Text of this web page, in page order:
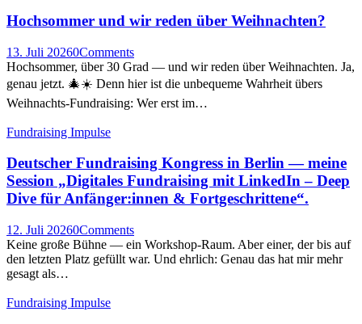
Hochsommer und wir reden über Weihnachten?
13. Juli 20260Comments
Hochsommer, über 30 Grad — und wir reden über Weihnachten. Ja,
genau jetzt. 🎄☀️ Denn hier ist die unbequeme Wahrheit übers
Weihnachts-Fundraising: Wer erst im…
Fundraising Impulse
Deutscher Fundraising Kongress in Berlin — meine
Session „Digitales Fundraising mit LinkedIn – Deep
Dive für Anfänger:innen & Fortgeschrittene“.
12. Juli 20260Comments
Keine große Bühne — ein Workshop-Raum. Aber einer, der bis auf
den letzten Platz gefüllt war. Und ehrlich: Genau das hat mir mehr
gesagt als…
Fundraising Impulse